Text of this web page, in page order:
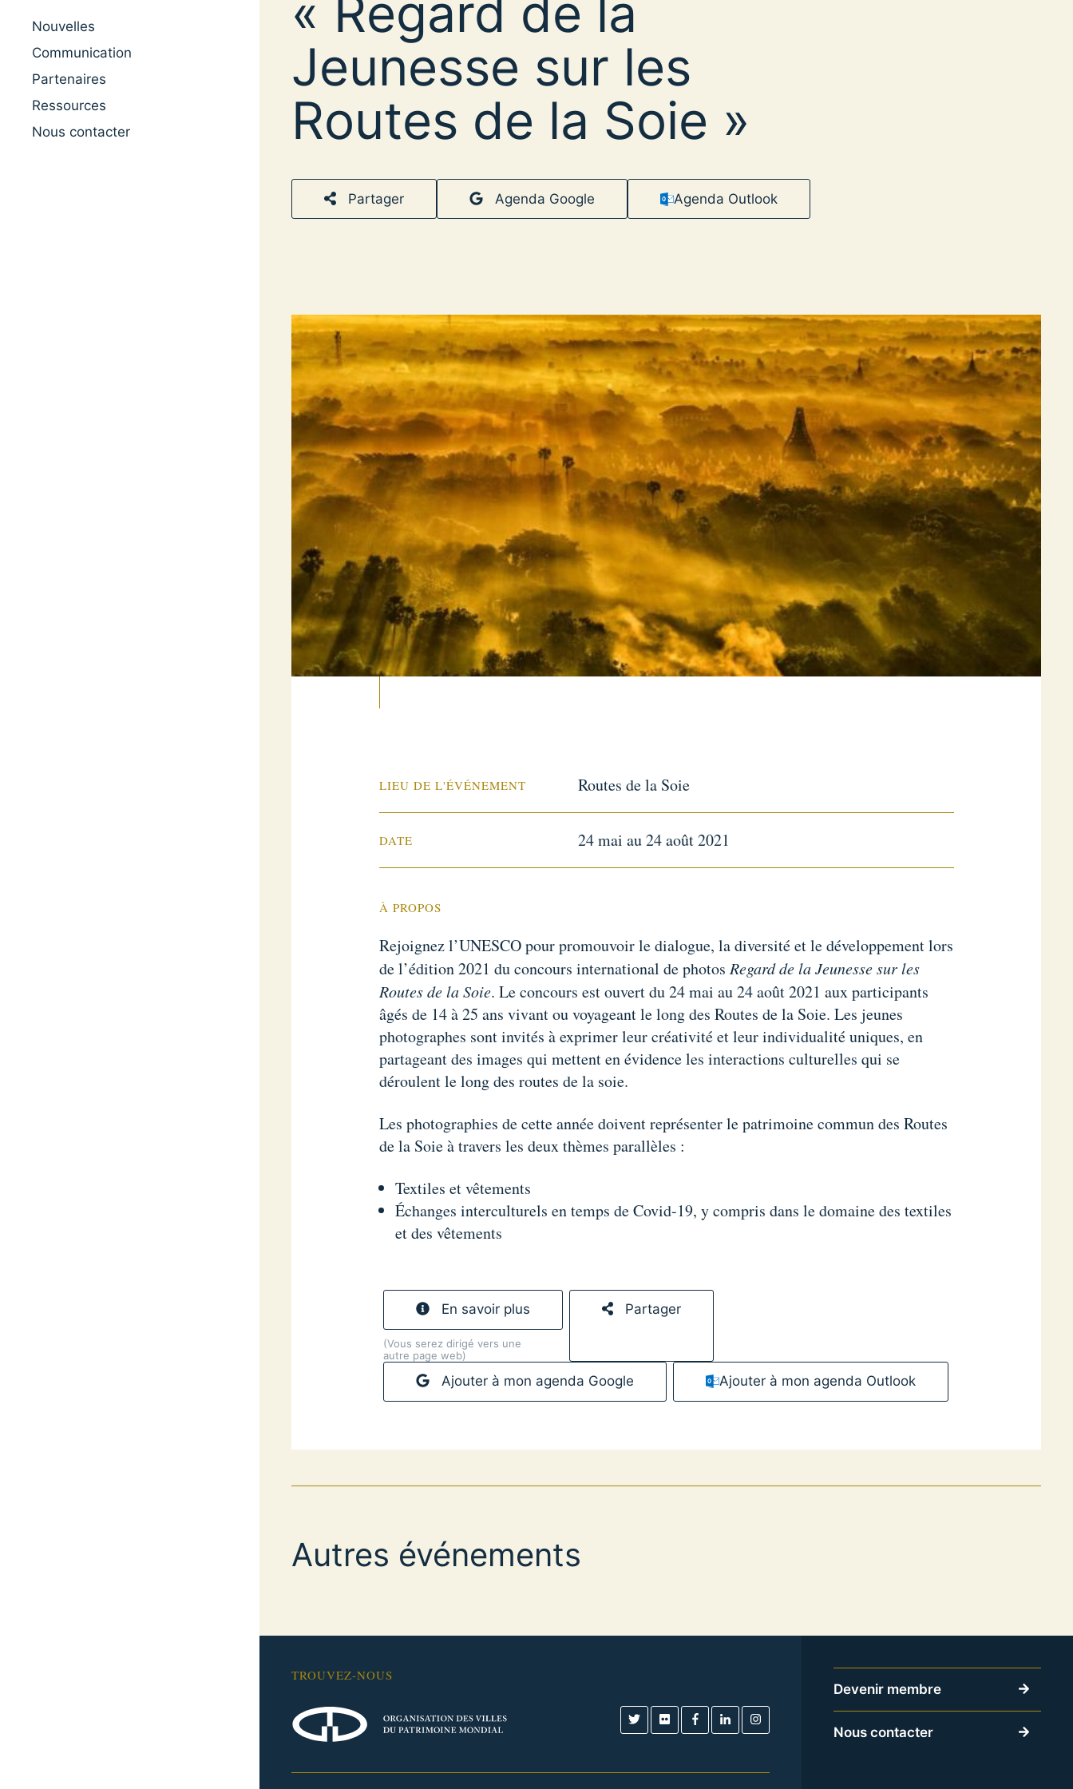
Nouvelles
Communication
Partenaires
Ressources
Nous contacter
« Regard de la
Jeunesse sur les
Routes de la Soie »
Partager Agenda Google Agenda Outlook
LIEU DE L'ÉVÉNEMENT Routes de la Soie
DATE 24 mai au 24 août 2021
À PROPOS
Rejoignez l’UNESCO pour promouvoir le dialogue, la diversité et le développement lors
de l’édition 2021 du concours international de photos Regard de la Jeunesse sur les
Routes de la Soie. Le concours est ouvert du 24 mai au 24 août 2021 aux participants
âgés de 14 à 25 ans vivant ou voyageant le long des Routes de la Soie. Les jeunes
photographes sont invités à exprimer leur créativité et leur individualité uniques, en
partageant des images qui mettent en évidence les interactions culturelles qui se
déroulent le long des routes de la soie.
Les photographies de cette année doivent représenter le patrimoine commun des Routes
de la Soie à travers les deux thèmes parallèles :
Textiles et vêtements
Échanges interculturels en temps de Covid-19, y compris dans le domaine des textiles
et des vêtements
En savoir plus
(Vous serez dirigé vers une
autre page web)
Partager
Ajouter à mon agenda Google Ajouter à mon agenda Outlook
Autres événements
TROUVEZ-NOUS
Devenir membre
Nous contacter